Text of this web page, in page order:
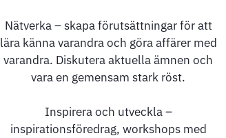
Nätverka – skapa förutsättningar för att
lära känna varandra och göra affärer med
varandra. Diskutera aktuella ämnen och
vara en gemensam stark röst.
Inspirera och utveckla –
inspirationsföredrag, workshops med